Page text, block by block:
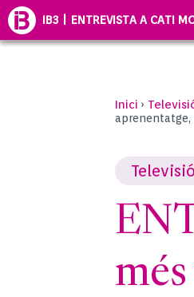
IB3 | ENTREVISTA A CATI
Inici ›
aprenentatge,
Televisió